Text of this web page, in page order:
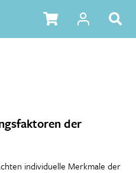
TABLE DES MATIÈRES
der
individuelle Merkmale der